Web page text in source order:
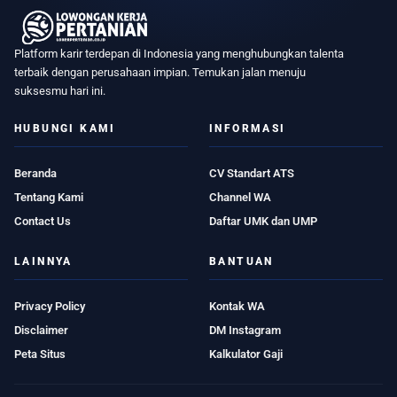
Platform karir terdepan di Indonesia yang menghubungkan talenta
terbaik dengan perusahaan impian. Temukan jalan menuju
suksesmu hari ini.
HUBUNGI KAMI
Beranda
Tentang Kami
Contact Us
INFORMASI
CV Standart ATS
Channel WA
Daftar UMK dan UMP
LAINNYA
Privacy Policy
Disclaimer
Peta Situs
BANTUAN
Kontak WA
DM Instagram
Kalkulator Gaji